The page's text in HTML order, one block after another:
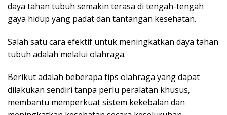
daya tahan tubuh semakin terasa di tengah-tengah
gaya hidup yang padat dan tantangan kesehatan.
Salah satu cara efektif untuk meningkatkan daya tahan
tubuh adalah melalui olahraga.
Berikut adalah beberapa tips olahraga yang dapat
dilakukan sendiri tanpa perlu peralatan khusus,
membantu memperkuat sistem kekebalan dan